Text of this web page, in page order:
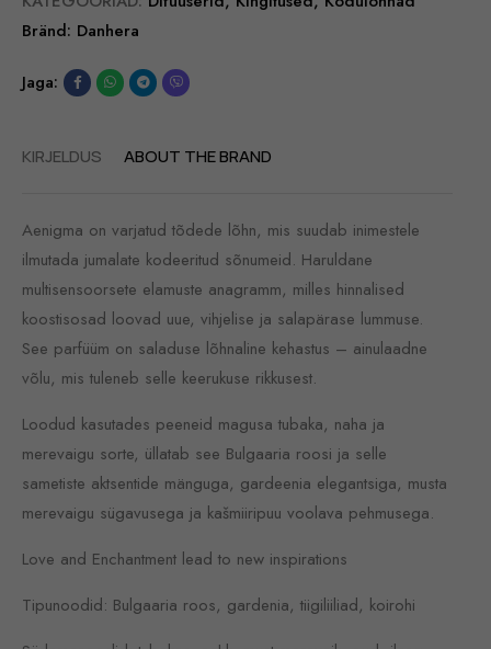
Bränd: Danhera
Jaga:
KIRJELDUS ABOUT THE BRAND
Aenigma on varjatud tõdede lõhn, mis suudab inimestele
ilmutada jumalate kodeeritud sõnumeid. Haruldane
multisensoorsete elamuste anagramm, milles hinnalised
koostisosad loovad uue, vihjelise ja salapärase lummuse.
See parfüüm on saladuse lõhnaline kehastus – ainulaadne
võlu, mis tuleneb selle keerukuse rikkusest.
Loodud kasutades peeneid magusa tubaka, naha ja
merevaigu sorte, üllatab see Bulgaaria roosi ja selle
sametiste aktsentide mänguga, gardeenia elegantsiga, musta
merevaigu sügavusega ja kašmiiripuu voolava pehmusega.
Love and Enchantment lead to new inspirations
Tipunoodid: Bulgaaria roos, gardenia, tiigiliiliad, koirohi